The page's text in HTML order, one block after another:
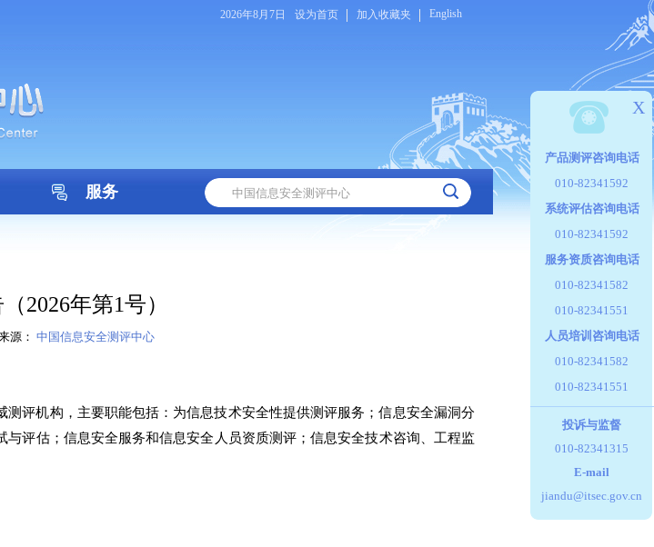
2026年8月7日 设为首页 加入收藏夹 English
服务
2026年第1号）
源： 中国信息安全测评中心
评机构，主要职能包括：为信息技术安全性提供测评服务；信息安全漏洞分
评估；信息安全服务和信息安全人员资质测评；信息安全技术咨询、工程监
X
产品测评咨询电话
010-82341592
系统评估咨询电话
010-82341592
服务资质咨询电话
010-82341582
010-82341551
人员培训咨询电话
010-82341582
010-82341551
投诉与监督
010-82341315
E-mail
jiandu@itsec.gov.cn